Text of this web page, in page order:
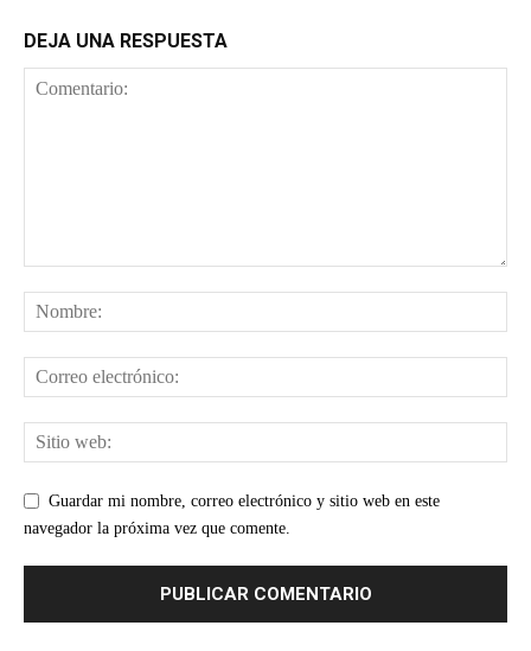
DEJA UNA RESPUESTA
Guardar mi nombre, correo electrónico y sitio web en este
navegador la próxima vez que comente.